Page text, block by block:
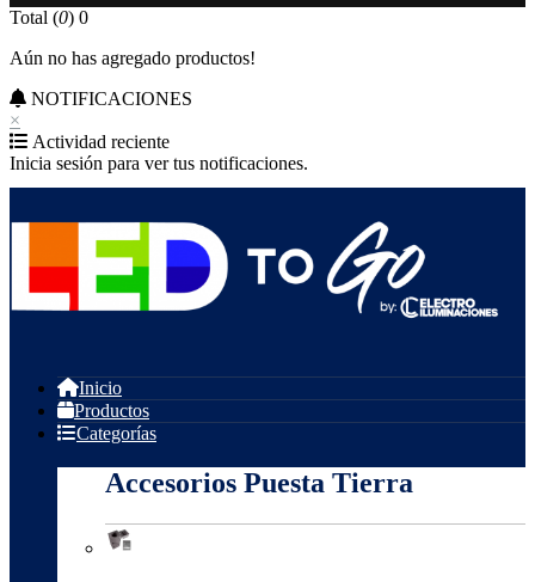
Total (0) 0
Aún no has agregado productos!
NOTIFICACIONES
×
Actividad reciente
Inicia sesión para ver tus notificaciones.
Inicio
Productos
Categorías
Accesorios Puesta Tierra